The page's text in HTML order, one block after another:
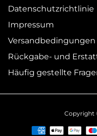
Datenschutzrichtlinie
Impressum
Versandbedingungen
Rückgabe- und
Häufig gestellte
Copyright